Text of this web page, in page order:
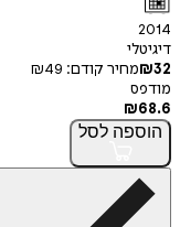
2014
דיגיטלי
₪32 מחיר קודם: ₪49
מודפס
₪68.6
הוספה לסל